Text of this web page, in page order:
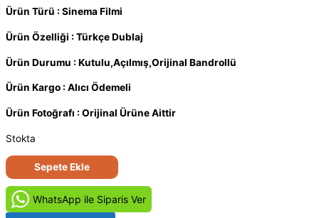
55₺.fiyat:
Ürün Türü : Sinema Filmi
Ürün Özelliği : Türkçe Dublaj
Ürün Durumu : Kutulu,Açılmış,Orijinal Bandrollü
Ürün Kargo : Alıcı Ödemeli
Ürün Fotoğrafı : Orijinal Ürüne Aittir
Stokta
Riskli
İş
Risky
Sepete Ekle
WhatsApp ile Siparis Ver